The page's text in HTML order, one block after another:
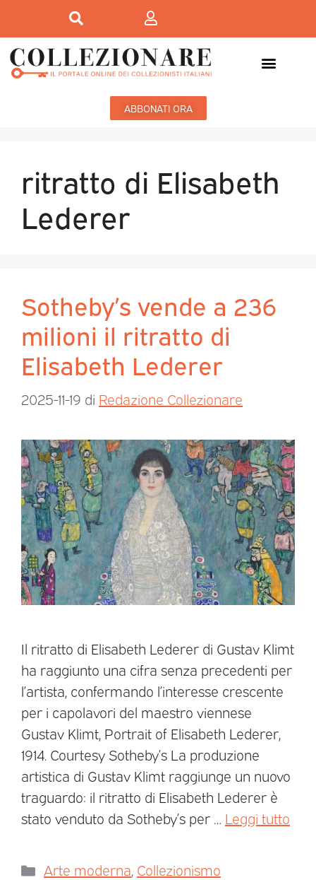
ABBONATI ORA
ritratto di Elisabeth
Lederer
Sotheby’s vende a 236
milioni il ritratto di
Elisabeth Lederer
2025-11-19 di Redazione Collezionare
Il ritratto di Elisabeth Lederer di Gustav Klimt
ha raggiunto una cifra senza precedenti per
l’artista, confermando l’interesse crescente
per i capolavori del maestro viennese
Gustav Klimt, Portrait of Elisabeth Lederer,
1914. Courtesy Sotheby’s La produzione
artistica di Gustav Klimt raggiunge un nuovo
traguardo: il ritratto di Elisabeth Lederer è
stato venduto da Sotheby’s per … Leggi tutto
Arte moderna Collezionismo